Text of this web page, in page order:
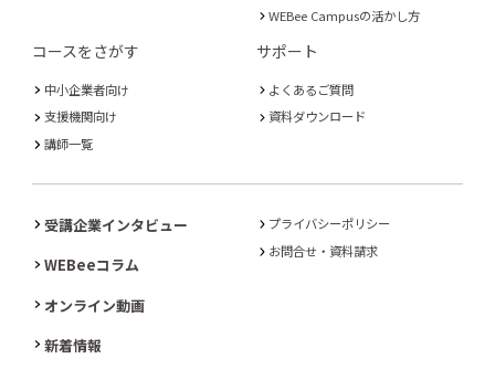
WEBee Campusの活かし方
コースをさがす
中小企業者向け
支援機関向け
講師一覧
サポート
よくあるご質問
資料ダウンロード
受講企業インタビュー
WEBeeコラム
オンライン動画
新着情報
プライバシーポリシー
お問合せ・資料請求